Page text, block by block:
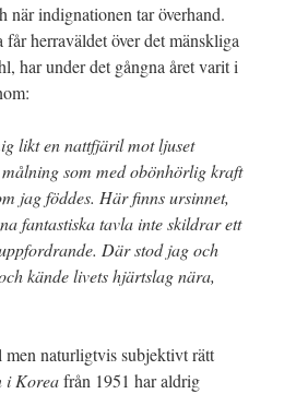
när indignationen tar överhand.
herraväldet över det mänskliga
har under det gångna året varit i
likt en nattfjäril mot ljuset
som med obönhörlig kraft
jag föddes. Här finns ursinnet,
fantastiska tavla inte skildrar ett
Där stod jag och
kände livets hjärtslag nära,
men naturligtvis subjektivt rätt
i Koreafrån 1951 har aldrig